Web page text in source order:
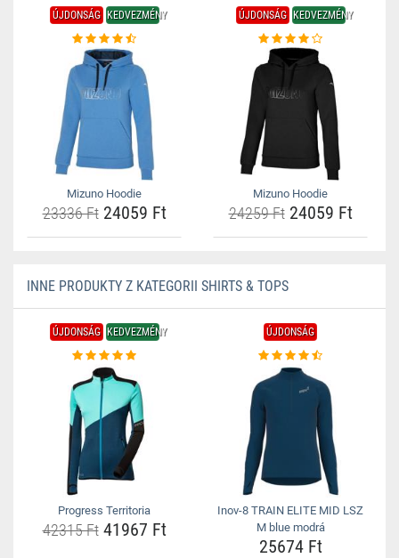
ÚJDONSÁG KEDVEZMÉNY
Mizuno Hoodie
23336 Ft24059 Ft
ÚJDONSÁG KEDVEZMÉNY
Mizuno Hoodie
24259 Ft24059 Ft
INNE PRODUKTY Z KATEGORII SHIRTS & TOPS
ÚJDONSÁG KEDVEZMÉNY
Progress Territoria
42315 Ft41967 Ft
ÚJDONSÁG
Inov-8 TRAIN ELITE MID LSZ
M blue modrá
25674 Ft